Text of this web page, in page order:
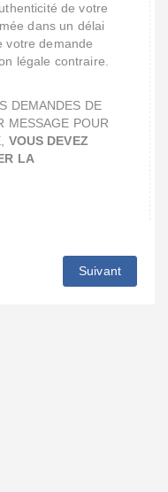
de votre
dans un délai
votre demande
légale contraire.
DEMANDES DE
MESSAGE POUR
VOUS DEVEZ
LA
Suivant